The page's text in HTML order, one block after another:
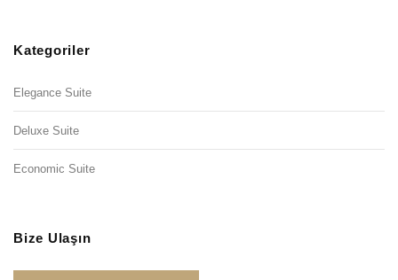
Kategoriler
Elegance Suite
Deluxe Suite
Economic Suite
Bize Ulaşın